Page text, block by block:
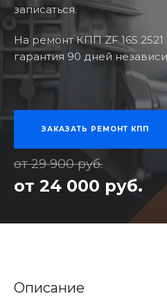
записаться.
На ремонт КПП ZF 16S 2521
гарантия 90 дней
ЗАКАЗАТЬ РЕМОНТ КПП
от 29 900 руб.
от 24 000 руб.
Описание